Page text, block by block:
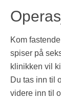
Kom
spiser på
klinikken vil
Du tas inn til
videre inn til